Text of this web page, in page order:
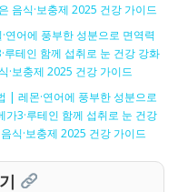
음식·보충제 2025 건강 가이드
연어에 풍부한 성분으로 면역력
테인 함께 섭취로 눈 건강 강화
·보충제 2025 건강 가이드
| 레몬·연어에 풍부한 성분으로
3·루테인 함께 섭취로 눈 건강
식·보충제 2025 건강 가이드